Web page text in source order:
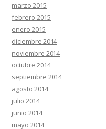
marzo 2015
febrero 2015
enero 2015
diciembre 2014
noviembre 2014
octubre 2014
septiembre 2014
agosto 2014
julio 2014
junio 2014
mayo 2014